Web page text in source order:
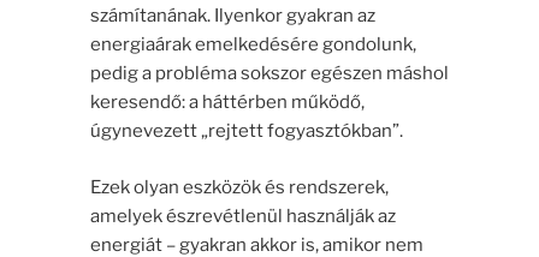
számítanának. Ilyenkor gyakran az
energiaárak emelkedésére gondolunk,
pedig a probléma sokszor egészen máshol
keresendő: a háttérben működő,
úgynevezett „rejtett fogyasztókban”.
Ezek olyan eszközök és rendszerek,
amelyek észrevétlenül használják az
energiát – gyakran akkor is, amikor nem